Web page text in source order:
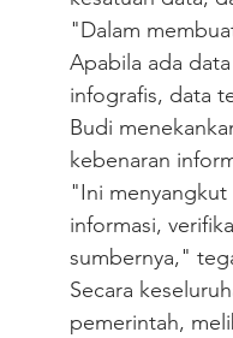
"Dalam
Apabila ada
infografis, data
Budi
kebenaran
"Ini
informasi,
sumbernya,"
Secara
pemerintah,